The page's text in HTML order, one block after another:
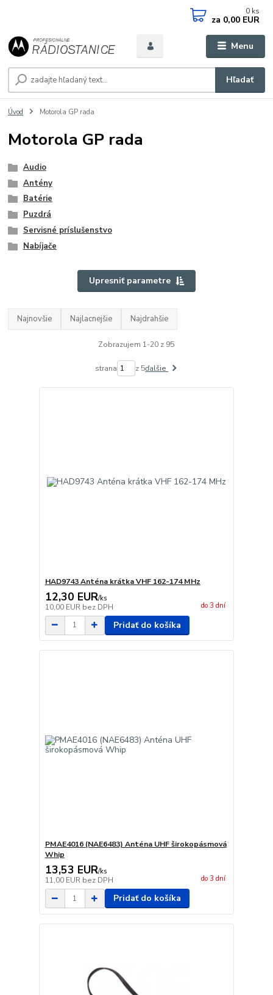
Menu
Hľadať
0 ks
za 0,00 EUR
Úvod Motorola GP rada
Motorola GP rada
Audio
Antény
Batérie
Puzdrá
Servisné príslušenstvo
Nabíjače
Upresniť parametre
Najnovšie Najlacnejšie Najdrahšie
Zobrazujem 1-20 z 95
strana z 5ďalšie
HAD9743 Anténa krátka VHF 162-174 MHz
12,30 EUR/ks
10,00 EUR bez DPH do 3 dní
Pridať do košíka
PMAE4016 (NAE6483) Anténa UHF širokopásmová
Whip
13,53 EUR/ks
11,00 EUR bez DPH do 3 dní
Pridať do košíka